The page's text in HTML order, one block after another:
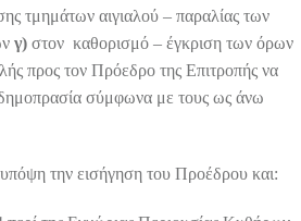
τμημάτων αιγιαλού – παραλίας των
γ) στον καθορισμό – έγκριση των όρων
προς τον Πρόεδρο της Επιτροπής να
δημοπρασία σύμφωνα με τους ως άνω
την εισήγηση του Προέδρου και: